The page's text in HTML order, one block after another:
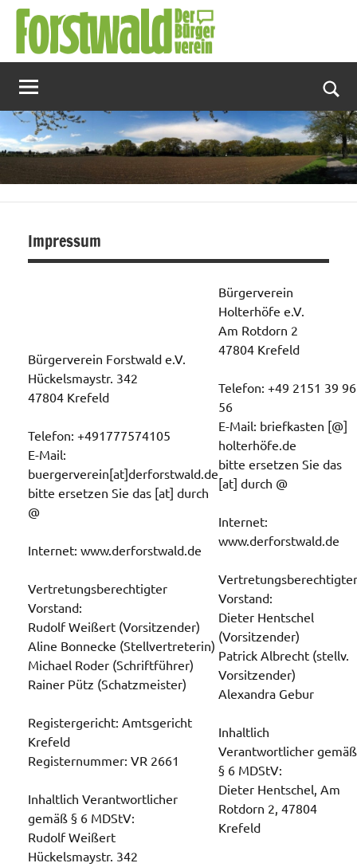
Zum
Inhalt
springen
Impressum
Bürgerverein Forstwald e.V.
Hückelsmaystr. 342
47804 Krefeld
Telefon: +491777574105
E-Mail:
buergerverein[at]derforstwald.de
bitte ersetzen Sie das [at] durch
@
Internet: www.derforstwald.de
Vertretungsberechtigter
Vorstand:
Rudolf Weißert (Vorsitzender)
Aline Bonnecke (Stellvertreterin)
Michael Roder (Schriftführer)
Rainer Pütz (Schatzmeister)
Registergericht: Amtsgericht
Krefeld
Registernummer: VR 2661
Inhaltlich Verantwortlicher
gemäß § 6 MDStV:
Rudolf Weißert
Hückelsmaystr. 342
Bürgerverein
Holterhöfe e.V.
Am Rotdorn 2
47804 Krefeld
Telefon: +49 2151 39 96
56
E-Mail: briefkasten [@]
holterhöfe.de
bitte ersetzen Sie das
[at] durch @
Internet:
www.derforstwald.de
Vertretungsberechtigter
Vorstand:
Dieter Hentschel
(Vorsitzender)
Patrick Albrecht (stellv.
Vorsitzender)
Alexandra Gebur
Inhaltlich
Verantwortlicher gemäß
§ 6 MDStV:
Dieter Hentschel, Am
Rotdorn 2, 47804
Krefeld